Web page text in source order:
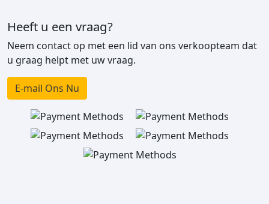
Heeft u een vraag?
Neem contact op met een lid van ons verkoopteam dat
u graag helpt met uw vraag.
E-mail Ons Nu